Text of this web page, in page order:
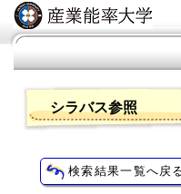
シラバス参照